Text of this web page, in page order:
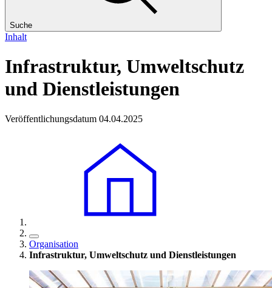
Suche
Inhalt
Infrastruktur, Umweltschutz
und Dienstleistungen
Veröffentlichungsdatum 04.04.2025
Organisation
Infrastruktur, Umweltschutz und Dienstleistungen